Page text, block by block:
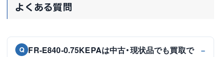
よくある質問
Q FR-E840-0.75KEPAは中古・現状品でも買取で